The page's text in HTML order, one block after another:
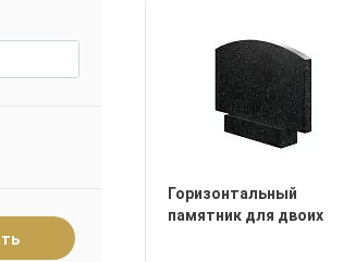
Горизонтальный
памятник для двоих